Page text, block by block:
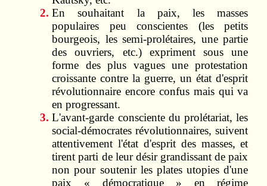
En souhaitant la paix, les masses
populaires peu conscientes (les petits
bourgeois, les semi‑prolétaires, une partie
des ouvriers, etc.) expriment sous une
forme des plus vagues une protestation
croissante contre la guerre, un état d'esprit
révolutionnaire encore confus mais qui va
en progressant.
L'avant‑garde consciente du prolétariat, les
social-démocrates révolutionnaires, suivent
attentivement l'état d'esprit des masses, et
tirent parti de leur désir grandissant de paix
non pour soutenir les plates utopies d'une
paix « démocratique » en régime